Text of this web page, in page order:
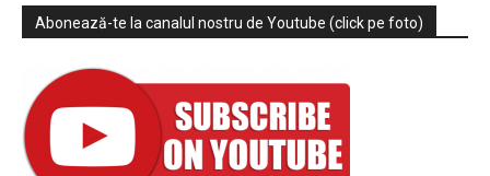
Abonează-te la canalul nostru de Youtube (click pe foto)